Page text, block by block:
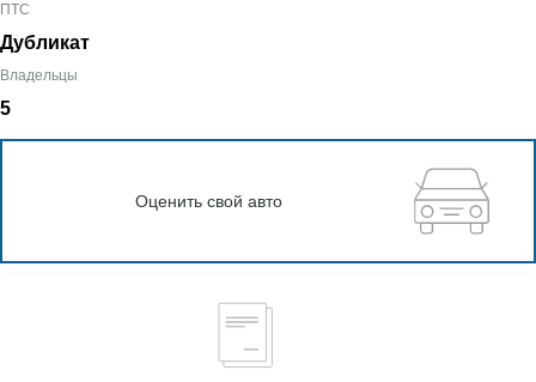
ПТС
Дубликат
Владельцы
5
Оценить свой авто